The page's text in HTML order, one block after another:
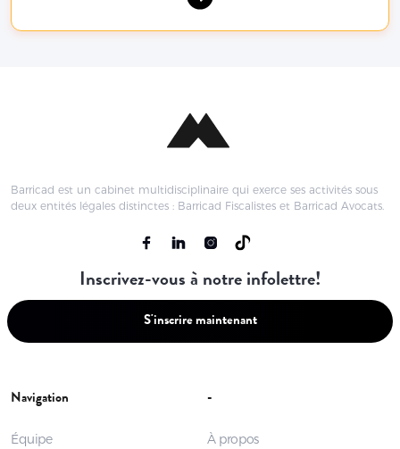
Barricad est un cabinet multidisciplinaire qui exerce ses activités sous
deux entités légales distinctes : Barricad Fiscalistes et Barricad Avocats.
Inscrivez-vous à notre infolettre!
S'inscrire maintenant
Navigation
Équipe
-
À propos